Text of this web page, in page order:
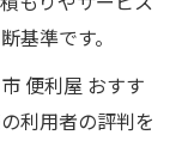
基準です。
便利屋 おすす
利用者の評判を